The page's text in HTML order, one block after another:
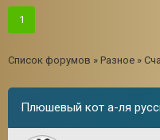
1
Список форумов » Разное »
Плюшевый кот а-ля